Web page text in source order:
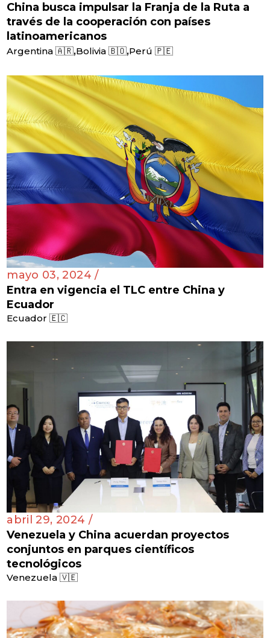
China busca impulsar la Franja de la Ruta a
través de la cooperación con países
latinoamericanos
Argentina 🇦🇷,Bolivia 🇧🇴,Perú 🇵🇪
mayo 03, 2024 /
Entra en vigencia el TLC entre China y
Ecuador
Ecuador 🇪🇨
abril 29, 2024 /
Venezuela y China acuerdan proyectos
conjuntos en parques científicos
tecnológicos
Venezuela 🇻🇪